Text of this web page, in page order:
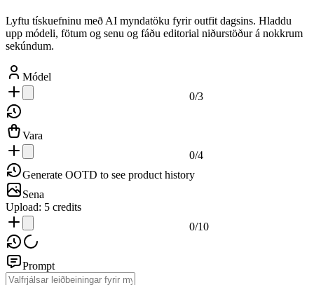
Lyftu tískuefninu með AI myndatöku fyrir outfit dagsins. Hladdu
upp módeli, fötum og senu og fáðu editorial niðurstöður á nokkrum
sekúndum.
Módel
0/3
Vara
0/4
Generate OOTD to see product history
Sena
Upload: 5 credits
0/10
Prompt